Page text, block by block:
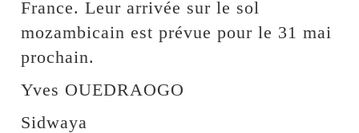
France. Leur arrivée sur le sol
mozambicain est prévue pour le 31 mai
prochain.
Yves OUEDRAOGO
Sidwaya